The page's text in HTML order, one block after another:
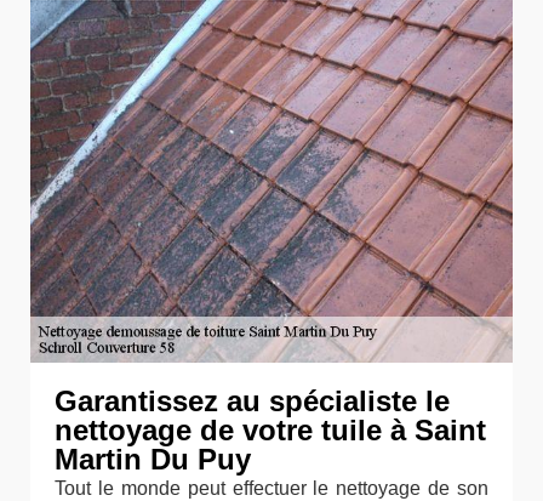
Garantissez au spécialiste le
nettoyage de votre tuile à Saint
Martin Du Puy
Tout le monde peut effectuer le nettoyage de son